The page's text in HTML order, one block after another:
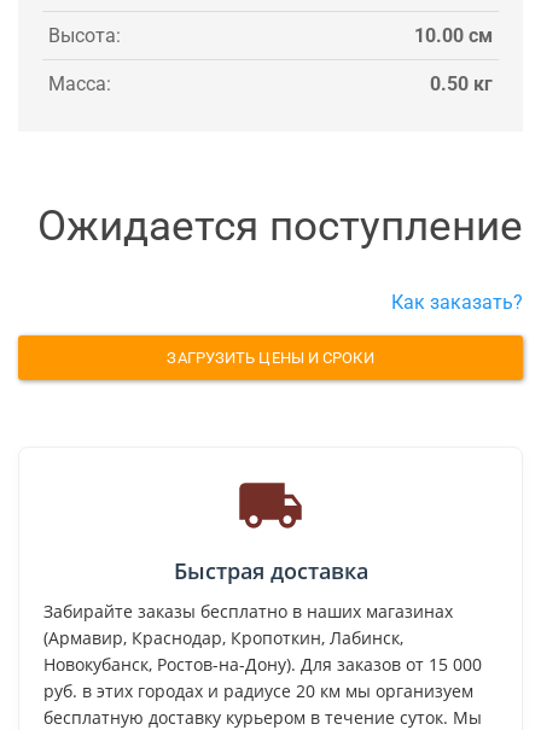
Высота: 10.00 см
Масса: 0.50 кг
Ожидается поступление
Как заказать?
ЗАГРУЗИТЬ ЦЕНЫ И СРОКИ
Быстрая доставка
Забирайте заказы бесплатно в наших магазинах
(Армавир, Краснодар, Кропоткин, Лабинск,
Новокубанск, Ростов-на-Дону). Для заказов от 15 000
руб. в этих городах и радиусе 20 км мы организуем
бесплатную доставку курьером в течение суток. Мы